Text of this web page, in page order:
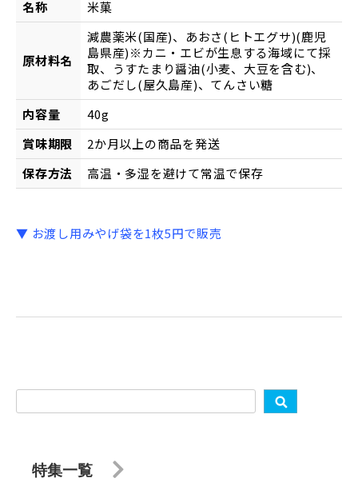
名称
米菓
原材料名
減農薬米(国産)、あおさ(ヒトエグサ)(鹿児
島県産)※カニ・エビが生息する海域にて採
取、うすたまり醤油(小麦、大豆を含む)、
あごだし(屋久島産)、てんさい糖
内容量
40g
賞味期限
2か月以上の商品を発送
保存方法
高温・多湿を避けて常温で保存
▼ お渡し用みやげ袋を1枚5円で販売
特集一覧